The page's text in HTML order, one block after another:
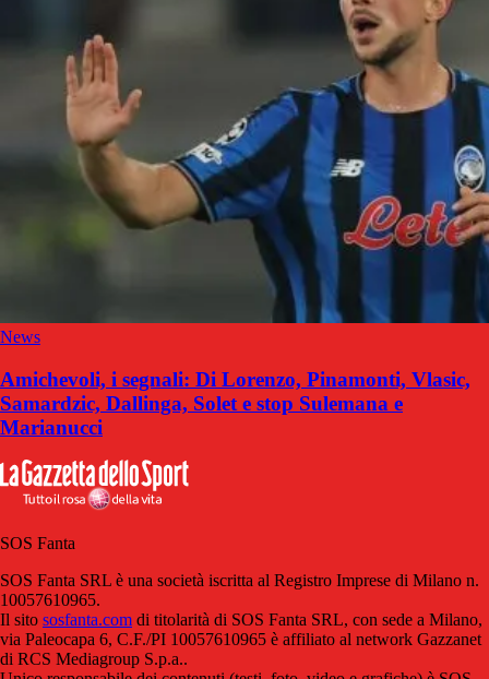
News
Amichevoli, i segnali: Di Lorenzo, Pinamonti, Vlasic,
Samardzic, Dallinga, Solet e stop Sulemana e
Marianucci
SOS Fanta
SOS Fanta SRL è una società iscritta al Registro Imprese di Milano n.
10057610965.
Il sito sosfanta.com di titolarità di SOS Fanta SRL, con sede a Milano,
via Paleocapa 6, C.F./PI 10057610965 è affiliato al network Gazzanet
di RCS Mediagroup S.p.a..